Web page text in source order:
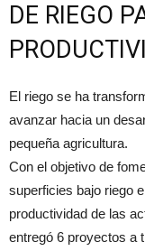
DE RIEGO
El riego se ha
avanzar hacia un
pequeña agricultura.
Con el objetivo de
superficies bajo riego
productividad de las
entregó 6 proyectos a